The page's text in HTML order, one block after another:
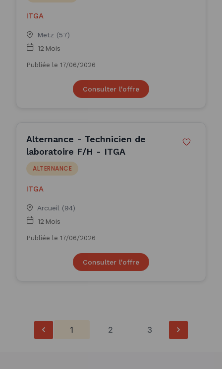
ITGA
Metz (57)
12 Mois
Publiée le 17/06/2026
Consulter l'offre
Alternance - Technicien de
laboratoire F/H - ITGA
ALTERNANCE
ITGA
Arcueil (94)
12 Mois
Publiée le 17/06/2026
Consulter l'offre
1 2 3